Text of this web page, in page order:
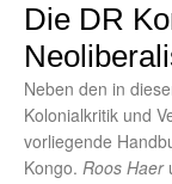
Die DR
Neben den in
Kolonialkritik und
vorliegende
Kongo. Roos Haer